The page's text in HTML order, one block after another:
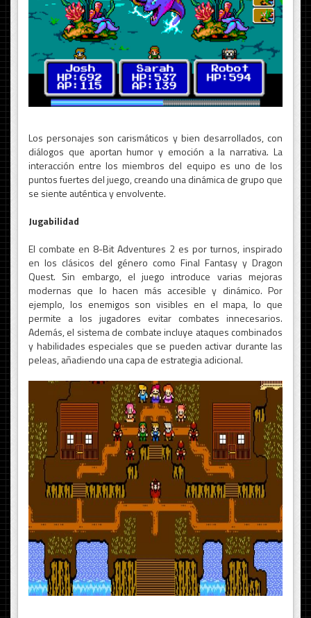
Los personajes son carismáticos y bien desarrollados, con
diálogos que aportan humor y emoción a la narrativa. La
interacción entre los miembros del equipo es uno de los
puntos fuertes del juego, creando una dinámica de grupo que
se siente auténtica y envolvente.
Jugabilidad
El combate en 8-Bit Adventures 2 es por turnos, inspirado
en los clásicos del género como Final Fantasy y Dragon
Quest. Sin embargo, el juego introduce varias mejoras
modernas que lo hacen más accesible y dinámico. Por
ejemplo, los enemigos son visibles en el mapa, lo que
permite a los jugadores evitar combates innecesarios.
Además, el sistema de combate incluye ataques combinados
y habilidades especiales que se pueden activar durante las
peleas, añadiendo una capa de estrategia adicional.